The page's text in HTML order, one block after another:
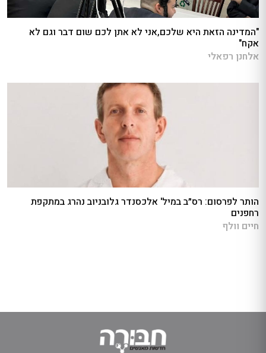
"המדינה הזאת היא שלכם,אני לא אתן לכם שום דבר וגם לא
אקח"
אלחנן רפאלי
הותר לפרסום: רס״ב במיל' אלכסנדר גלובניוב נהרג במתקפת
רחפנים
חיים וולף